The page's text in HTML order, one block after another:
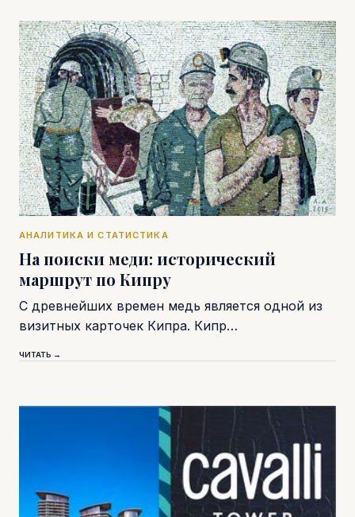
АНАЛИТИКА И СТАТИСТИКА
На поиски меди: исторический
маршрут по Кипру
С древнейших времен медь является одной из
визитных карточек Кипра. Кипр…
ЧИТАТЬ →